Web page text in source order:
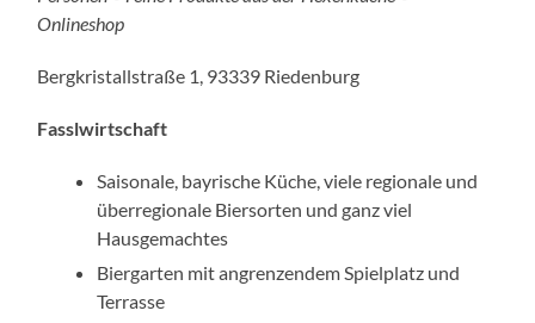
Onlineshop
Bergkristallstraße 1, 93339 Riedenburg
Fasslwirtschaft
Saisonale, bayrische Küche, viele regionale und
überre­gionale Biersorten und ganz viel
Hausgemachtes
Biergarten mit angren­zendem Spielplatz und
Terrasse